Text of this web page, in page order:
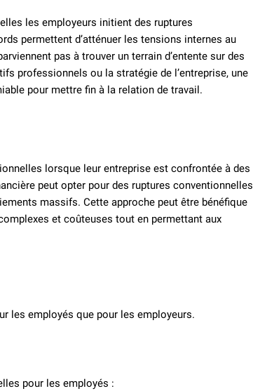
les employeurs initient des ruptures
permettent d’atténuer les tensions internes au
pas à trouver un terrain d’entente sur des
professionnels ou la stratégie de l’entreprise, une
pour mettre fin à la relation de travail.
lorsque leur entreprise est confrontée à des
peut opter pour des ruptures conventionnelles
massifs. Cette approche peut être bénéfique
et coûteuses tout en permettant aux
les employés que pour les employeurs.
pour les employés :